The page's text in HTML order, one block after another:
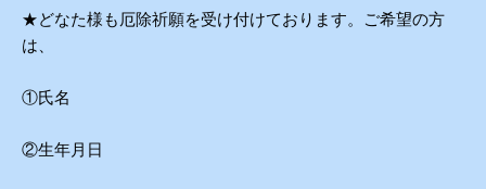
★どなた様も厄除祈願を受け付けております。ご希望の方
は、
①氏名
②生年月日